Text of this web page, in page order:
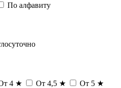
По алфавиту
4 ★ От 4,5 ★ От 5 ★